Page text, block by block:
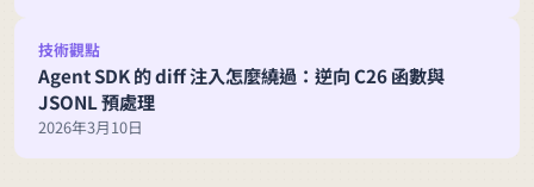
技術觀點
Agent SDK 的 diff 注入怎麼繞過：逆向 C26 函數與
JSONL 預處理
2026年3月10日